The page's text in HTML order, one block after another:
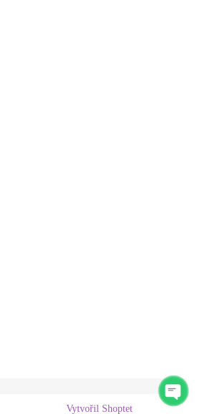
Vytvořil Shoptet